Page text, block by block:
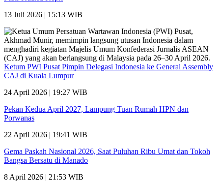
13 Juli 2026 | 15:13 WIB
Ketum PWI Pusat Pimpin Delegasi Indonesia ke General Assembly
CAJ di Kuala Lumpur
24 April 2026 | 19:27 WIB
Pekan Kedua April 2027, Lampung Tuan Rumah HPN dan
Porwanas
22 April 2026 | 19:41 WIB
Gema Paskah Nasional 2026, Saat Puluhan Ribu Umat dan Tokoh
Bangsa Bersatu di Manado
8 April 2026 | 21:53 WIB